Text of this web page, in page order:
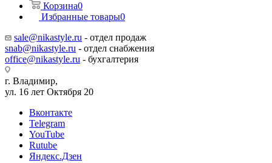
Корзина0
Избранные товары0
sale@nikastyle.ru - отдел продаж
snab@nikastyle.ru - отдел снабжения
office@nikastyle.ru - бухгалтерия
г. Владимир,
ул. 16 лет Октября 20
Вконтакте
Telegram
YouTube
Rutube
Яндекс.Дзен